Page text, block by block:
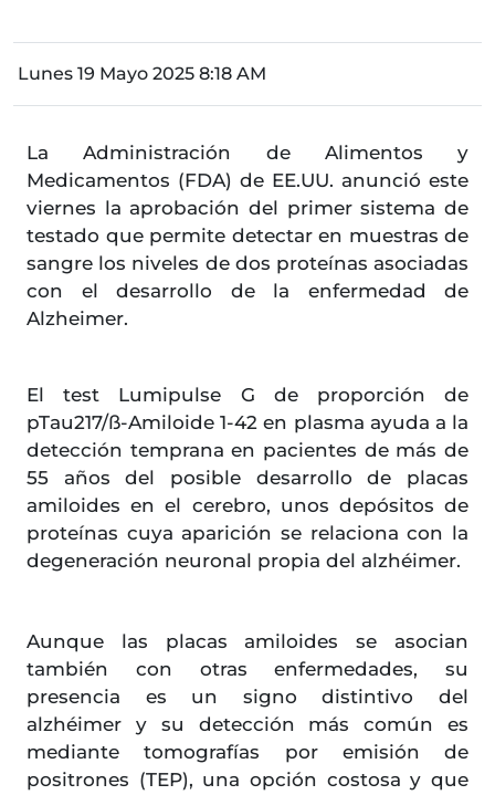
Lunes 19 Mayo 2025 8:18 AM
La Administración de Alimentos y
Medicamentos (FDA) de EE.UU. anunció este
viernes la aprobación del primer sistema de
testado que permite detectar en muestras de
sangre los niveles de dos proteínas asociadas
con el desarrollo de la enfermedad de
Alzheimer.
El test Lumipulse G de proporción de
pTau217/ß-Amiloide 1-42 en plasma ayuda a la
detección temprana en pacientes de más de
55 años del posible desarrollo de placas
amiloides en el cerebro, unos depósitos de
proteínas cuya aparición se relaciona con la
degeneración neuronal propia del alzhéimer.
Aunque las placas amiloides se asocian
también con otras enfermedades, su
presencia es un signo distintivo del
alzhéimer y su detección más común es
mediante tomografías por emisión de
positrones (TEP), una opción costosa y que